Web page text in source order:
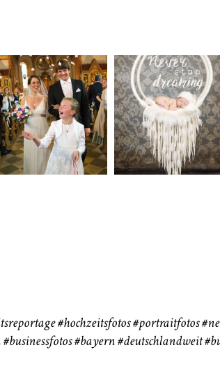
Hochzeit
183
Baby/
72
#hochzeitsfotos #portraitfotos
#businessfotos#bayern #deutschlandweit